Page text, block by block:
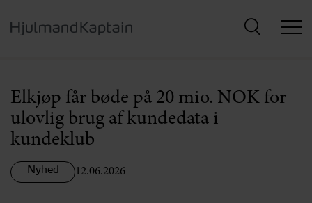
hovedindhold
Elkjøp får bøde på 20 mio. NOK for
ulovlig brug af kundedata i
kundeklub
Nyhed 12.06.2026